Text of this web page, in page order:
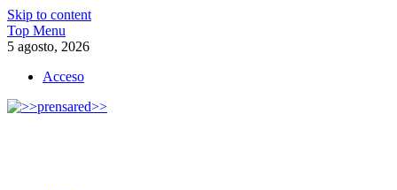
Skip to content
Top Menu
5 agosto, 2026
Acceso